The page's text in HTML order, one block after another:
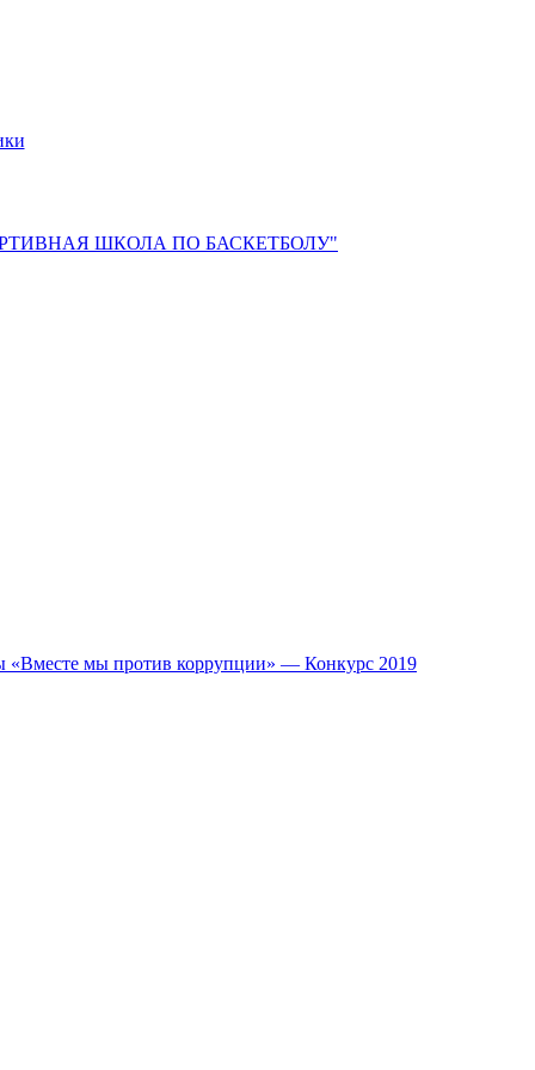
ШКОЛА ПО БАСКЕТБОЛУ"
«Вместе мы против коррупции» — Конкурс 2019